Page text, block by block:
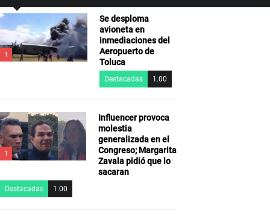
1
Se desploma
avioneta en
inmediaciones del
Aeropuerto de
Toluca
Destacadas 1.00
1
Influencer provoca
molestia
generalizada en el
Congreso; Margarita
Zavala pidió que lo
sacaran
Destacadas 1.00